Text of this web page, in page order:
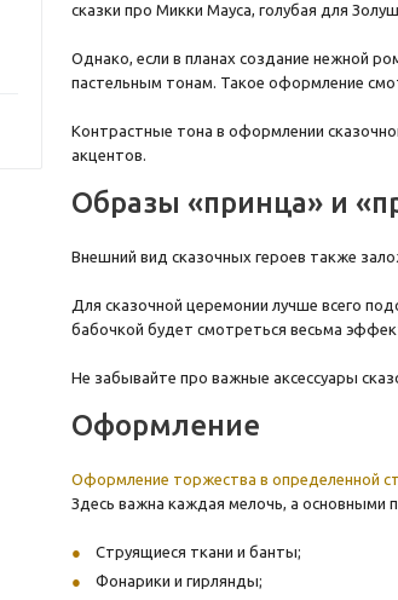
сказки про Микки Мауса, голубая для
Однако, если в планах создание нежной
пастельным тонам. Такое оформление
Контрастные тона в оформлении
акцентов.
Образы «принца» и
Внешний вид сказочных героев также
Для сказочной церемонии лучше всего
бабочкой будет смотреться весьма
Не забывайте про важные аксессуары
Оформление
Оформление торжества в определенной
Здесь важна каждая мелочь, а основными
Струящиеся ткани и банты;
Фонарики и гирлянды;